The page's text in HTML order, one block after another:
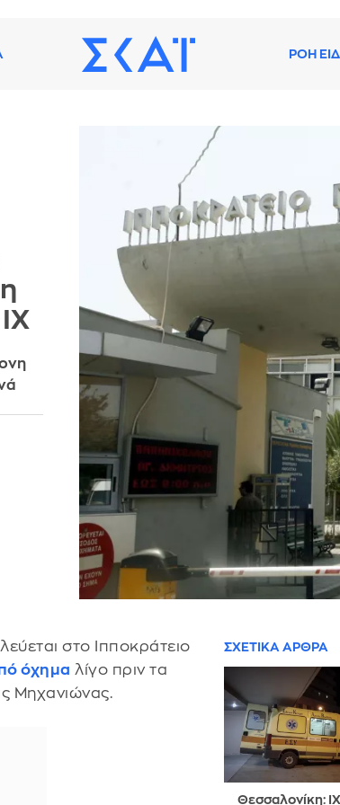
ΡΟΗ
στο Ιπποκράτειο
όχημα λίγο πριν τα
Μηχανιώνας.
ΣΧΕΤΙΚΑ ΑΡΘΡΑ
Θεσσαλονίκη: ΙΧ